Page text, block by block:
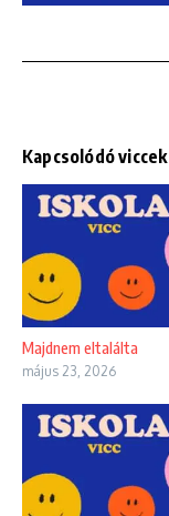
Kapcsolódó viccek
Majdnem eltalálta
május 23, 2026